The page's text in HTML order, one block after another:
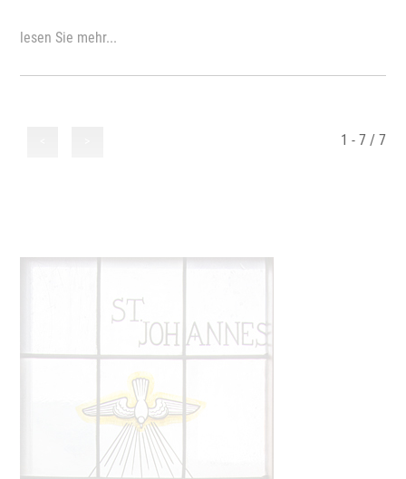
lesen Sie mehr...
1 - 7 / 7